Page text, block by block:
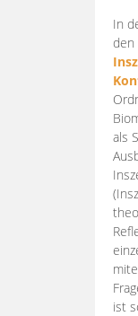
In
den
als
ist